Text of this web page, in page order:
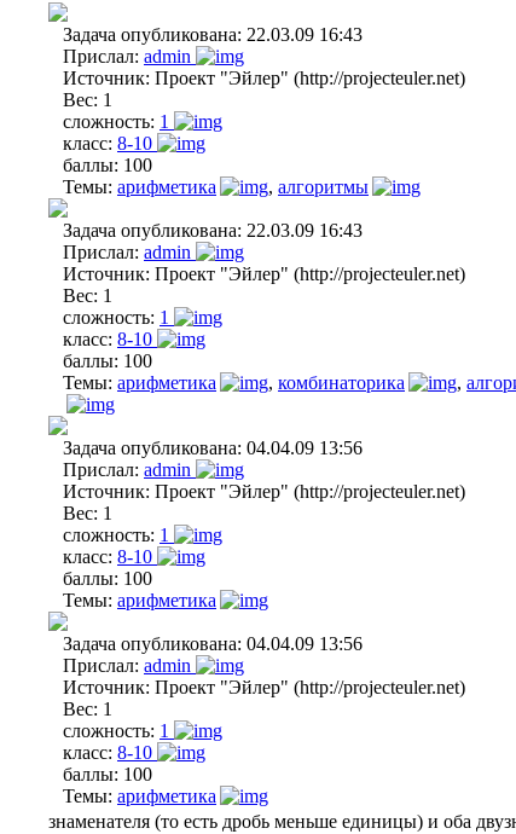
Задача опубликована: 22.03.09 16:43
Прислал: admin
Источник: Проект "Эйлер" (http://projecteuler.net)
Вес: 1
сложность: 1
класс: 8-10
баллы: 100
Темы: арифметика , алгоритмы
Задача опубликована: 22.03.09 16:43
Прислал: admin
Источник: Проект "Эйлер" (http://projecteuler.net)
Вес: 1
сложность: 1
класс: 8-10
баллы: 100
Темы: арифметика , комбинаторика ,
Задача опубликована: 04.04.09 13:56
Прислал: admin
Источник: Проект "Эйлер" (http://projecteuler.net)
Вес: 1
сложность: 1
класс: 8-10
баллы: 100
Темы: арифметика
Задача опубликована: 04.04.09 13:56
Прислал: admin
Источник: Проект "Эйлер" (http://projecteuler.net)
Вес: 1
сложность: 1
класс: 8-10
баллы: 100
Темы: арифметика
знаменателя (то есть дробь меньше единицы) и оба